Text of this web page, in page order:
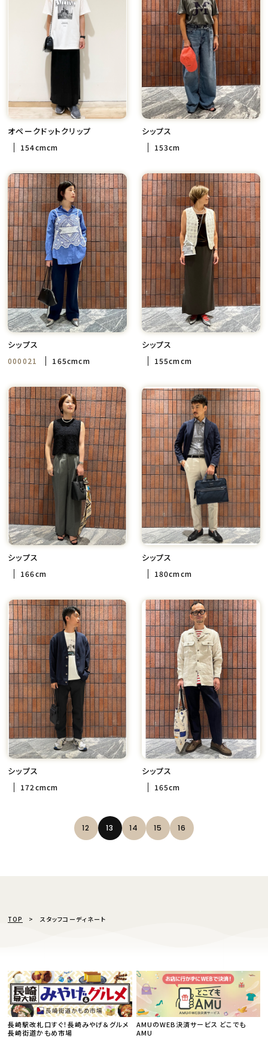
オペークドットクリップ
154cmcm
シップス
153cm
シップス
000021 165cmcm
シップス
155cmcm
シップス
166cm
シップス
180cmcm
シップス
172cmcm
シップス
165cm
12 13 14 15 16
TOP スタッフコーディネート
長崎駅改札口すぐ！長崎みやげ＆グルメ
長崎街道かもめ市場
AMUのWEB決済サービス どこでも
AMU